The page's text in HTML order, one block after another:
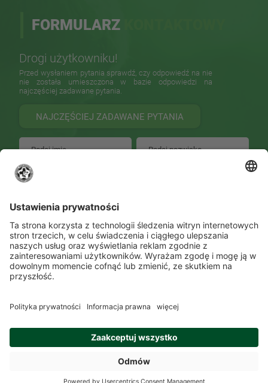
FORMULARZ
Drogi użytkowniku!
Przed wysłaniem pytania sprawdź, czy odpowiedź na nie
nie została umieszczona w bazie odpowiedzi na
najczęściej zadawane pytania.
NAJCZĘŚCIEJ ZADAWANE PYTANIA
Zmień ustawienia prywatności Kontakt
Lokalizacje